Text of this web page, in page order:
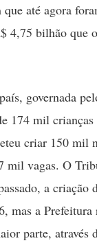
até agora
4,75 bilhão que
governada
174 mil
criar 150 mil
mil vagas. O
a
mas a Prefeitura
parte, através